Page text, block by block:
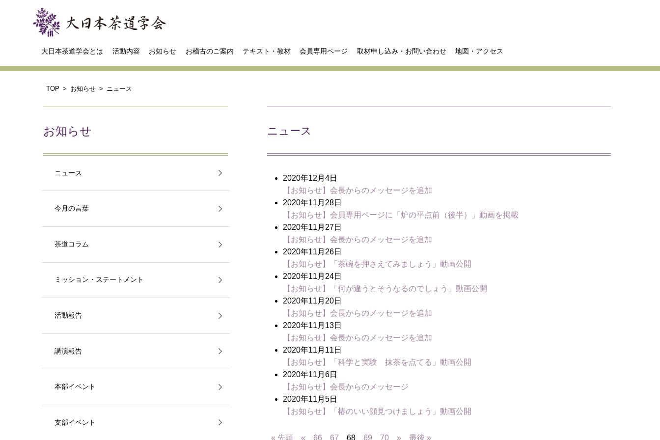
大日本茶道学会とは 活動内容 お知らせ お稽古のご案内 テキスト・教材 会員専用ページ 取材申し込み・お問い合わせ 地図・アクセス
TOP お知らせ ニュース
お知らせ
ニュース
今月の言葉
茶道コラム
ミッション・ステートメント
活動報告
講演報告
本部イベント
支部イベント
ニュース
2020年12月4日
【お知らせ】会長からのメッセージを追加
2020年11月28日
【お知らせ】会員専用ページに「炉の平点前（後半）」動画を掲載
2020年11月27日
【お知らせ】会長からのメッセージを追加
2020年11月26日
【お知らせ】「茶碗を押さえてみましょう」動画公開
2020年11月24日
【お知らせ】「何が違うとそうなるのでしょう」動画公開
2020年11月20日
【お知らせ】会長からのメッセージを追加
2020年11月13日
【お知らせ】会長からのメッセージを追加
2020年11月11日
【お知らせ】「科学と実験 抹茶を点てる」動画公開
2020年11月6日
【お知らせ】会長からのメッセージ
2020年11月5日
【お知らせ】「椿のいい顔見つけましょう」動画公開
« 先頭 « 66 67 68 69 70 » 最後 »